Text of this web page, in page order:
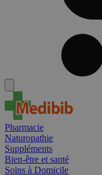
Pharmacie
Naturopathie
Suppléments
Bien-être et santé
Soins à Domicile